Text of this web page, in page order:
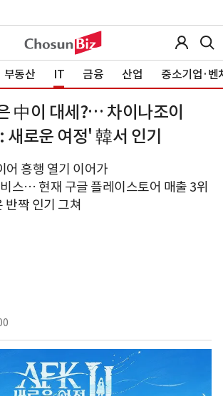
부동산 IT 금융 산업 중소기업·벤
中이 대세?… 차이나조이
새로운 여정' 韓서 인기
어 흥행 열기 이어가
스… 현재 구글 플레이스토어 매출 3위
짝 인기 그쳐